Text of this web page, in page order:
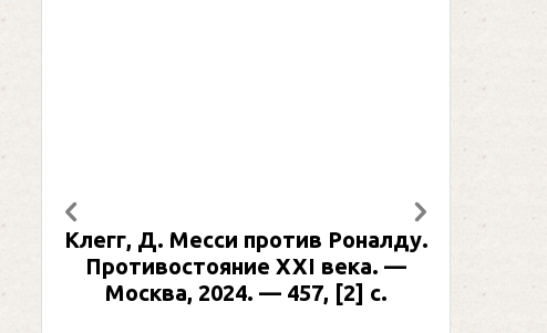
Клегг, Д. Месси против Роналду.
Противостояние XXI века. —
Москва, 2024. — 457, [2] с.
Предыдущий Следующий